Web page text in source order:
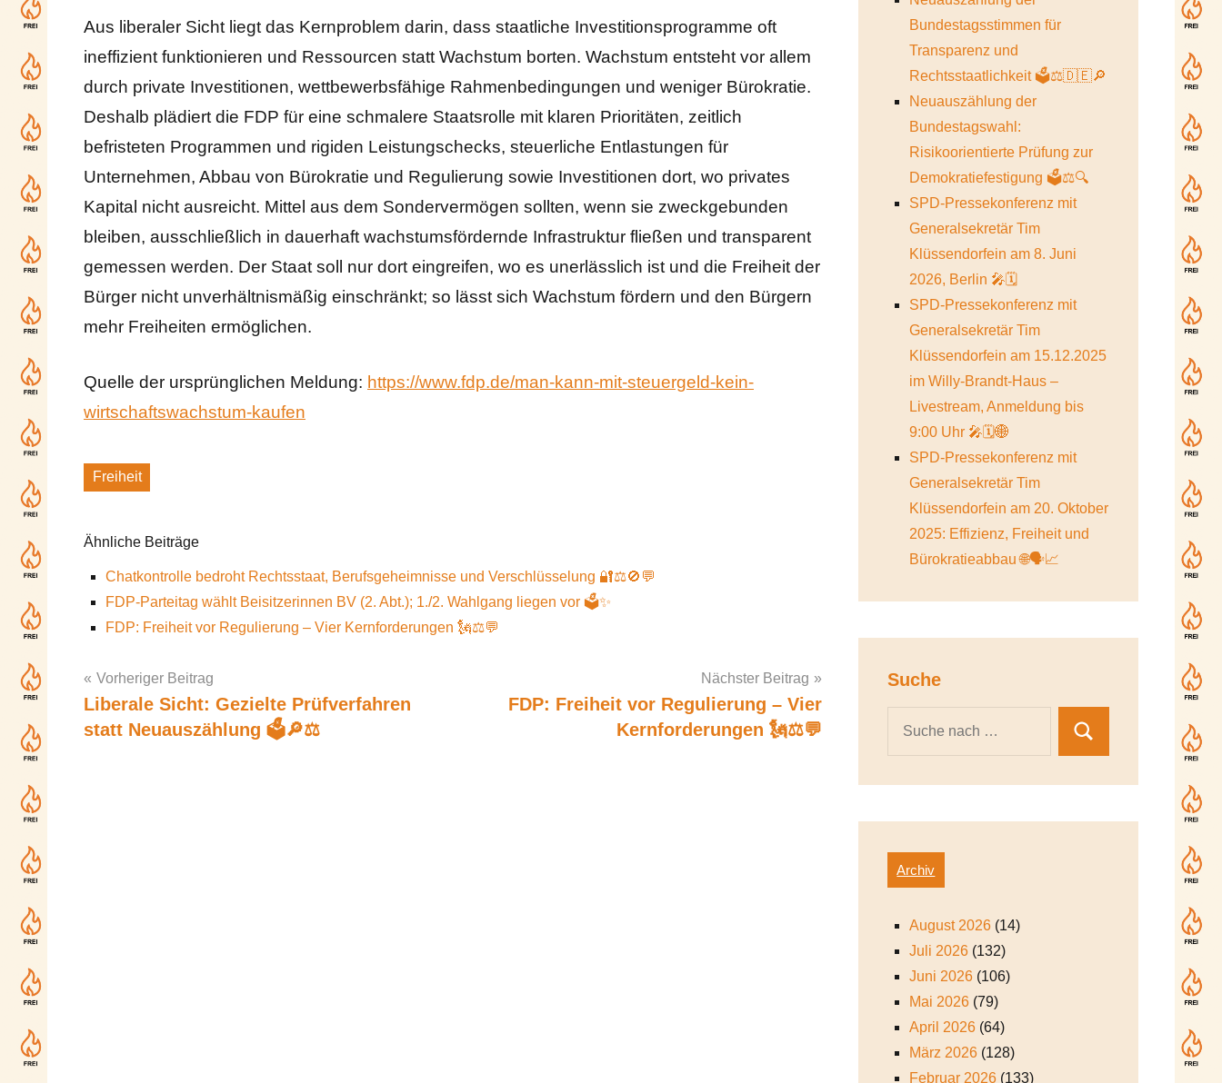
Aus liberaler Sicht liegt das Kernproblem darin, dass staatliche Investitionsprogramme oft
ineffizient funktionieren und Ressourcen statt Wachstum borten. Wachstum entsteht vor allem
durch private Investitionen, wettbewerbsfähige Rahmenbedingungen und weniger Bürokratie.
Deshalb plädiert die FDP für eine schmalere Staatsrolle mit klaren Prioritäten, zeitlich
befristeten Programmen und rigiden Leistungschecks, steuerliche Entlastungen für
Unternehmen, Abbau von Bürokratie und Regulierung sowie Investitionen dort, wo privates
Kapital nicht ausreicht. Mittel aus dem Sondervermögen sollten, wenn sie zweckgebunden
bleiben, ausschließlich in dauerhaft wachstumsfördernde Infrastruktur fließen und transparent
gemessen werden. Der Staat soll nur dort eingreifen, wo es unerlässlich ist und die Freiheit der
Bürger nicht unverhältnismäßig einschränkt; so lässt sich Wachstum fördern und den Bürgern
mehr Freiheiten ermöglichen.
Quelle der ursprünglichen Meldung: https://www.fdp.de/man-kann-mit-steuergeld-kein-
wirtschaftswachstum-kaufen
Schlagworte
Freiheit
Ähnliche Beiträge
Chatkontrolle bedroht Rechtsstaat, Berufsgeheimnisse und Verschlüsselung 🔐⚖️🚫💬
FDP-Parteitag wählt Beisitzerinnen BV (2. Abt.); 1./2. Wahlgang liegen vor 🗳️✨
FDP: Freiheit vor Regulierung – Vier Kernforderungen 🗽⚖️💬
Post
navigation
Vorheriger Beitrag
Liberale Sicht: Gezielte Prüfverfahren
statt Neuauszählung 🗳️🔎⚖️
Nächster Beitrag
FDP: Freiheit vor Regulierung – Vier
Kernforderungen 🗽⚖️💬
Bundestagsstimmen für
Transparenz und
Rechtsstaatlichkeit 🗳️⚖️🇩🇪🔎
Neuauszählung der
Bundestagswahl:
Risikoorientierte Prüfung zur
Demokratiefestigung 🗳️⚖️🔍
SPD-Pressekonferenz mit
Generalsekretär Tim
Klüssendorfein am 8. Juni
2026, Berlin 🎤🗓️
SPD-Pressekonferenz mit
Generalsekretär Tim
Klüssendorfein am 15.12.2025
im Willy-Brandt-Haus –
Livestream, Anmeldung bis
9:00 Uhr 🎤🗓️🌐
SPD-Pressekonferenz mit
Generalsekretär Tim
Klüssendorfein am 20. Oktober
2025: Effizienz, Freiheit und
Bürokratieabbau 🌐🗣️📈
Suche
Archiv
August 2026 (14)
Juli 2026 (132)
Juni 2026 (106)
Mai 2026 (79)
April 2026 (64)
März 2026 (128)
Februar 2026 (133)